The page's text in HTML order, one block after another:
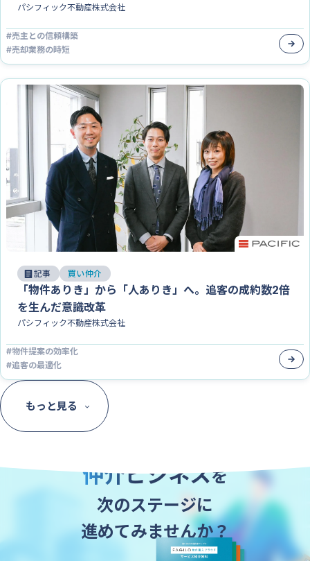
パシフィック不動産株式会社
#売主との信頼構築
#売却業務の時短
記事 買い仲介
「物件ありき」から「人ありき」へ。追客の成約数2倍
を生んだ意識改革
パシフィック不動産株式会社
#物件提案の効率化
#追客の最適化
もっと見る
仲介ビジネスを
次のステージに
進めてみませんか？